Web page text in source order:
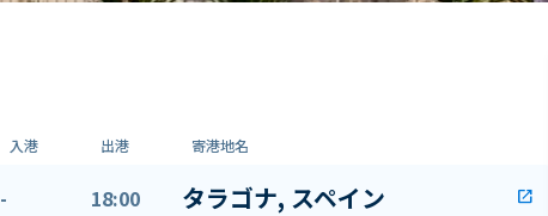
入港 出港 寄港地名
- 18:00 タラゴナ, スペイン open_in_new